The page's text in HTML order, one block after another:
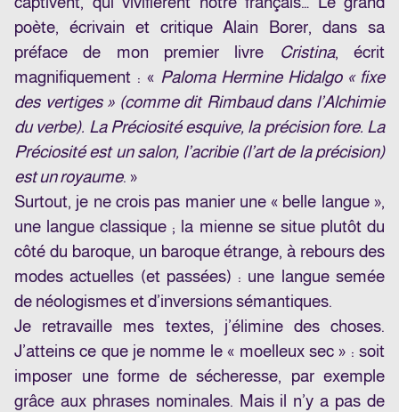
poète, écrivain et critique Alain Borer, dans sa
préface de mon premier livre
Cristina, écrit
magnifiquement : « Paloma Hermine Hidalgo « fixe
des vertiges » (comme dit Rimbaud dans l’Alchimie
du verbe). La Préciosité esquive, la précision fore. La
Préciosité est un salon, l’acribie (l’art de la précision)
est un royaume. »
Surtout, je ne crois pas manier une « belle langue »,
une langue classique ; la mienne se situe plutôt du
côté du baroque, un baroque étrange, à rebours des
modes actuelles (et passées) : une langue semée
de néologismes et d’inversions sémantiques.
Je retravaille mes textes, j’élimine des choses.
J’atteins ce que je nomme le « moelleux sec » : soit
imposer une forme de sécheresse, par exemple
grâce aux phrases nominales. Mais il n’y a pas de